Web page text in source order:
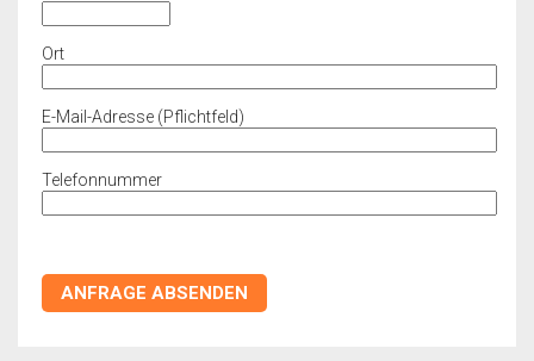
Ort
E-Mail-Adresse (Pflichtfeld)
Telefonnummer